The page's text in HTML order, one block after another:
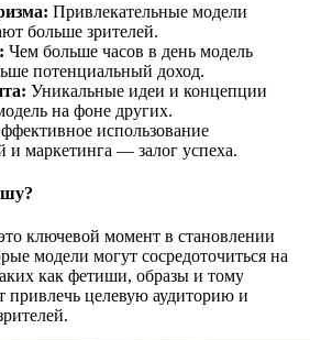
Привлекательные модели
больше зрителей.
Чем больше часов в день модель
потенциальный доход.
Уникальные идеи и концепции
на фоне других.
использование
и маркетинга — залог успеха.
ключевой момент в становлении
модели могут сосредоточиться на
как фетиши, образы и тому
привлечь целевую аудиторию и